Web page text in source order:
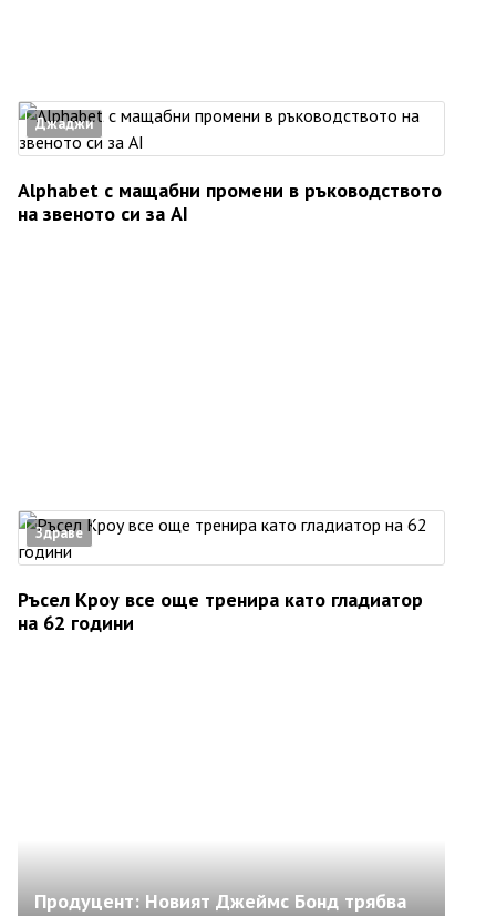
Джаджи
Alphabet с мащабни промени в ръководството
на звеното си за AI
Здраве
Ръсел Кроу все още тренира като гладиатор
на 62 години
Продуцент: Новият Джеймс Бонд трябва